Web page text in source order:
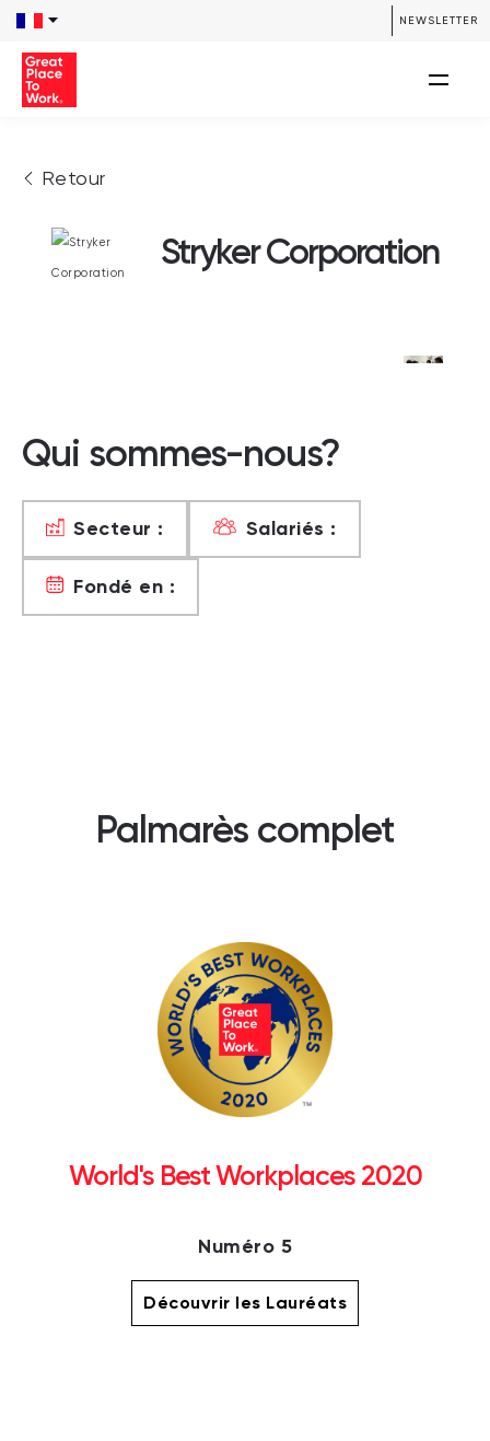
NEWSLETTER
Retour
Stryker Corporation
Qui sommes-nous?
Secteur : Salariés :
Fondé en :
Palmarès complet
World's Best Workplaces 2020
Numéro 5
Découvrir les Lauréats